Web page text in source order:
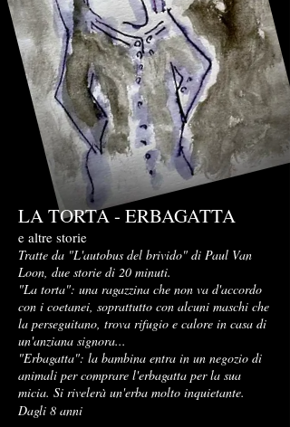
LA TORTA - ERBAGATTA
e altre storie
Tratte da "L'autobus del brivido" di Paul Van
Loon, due storie di 20 minuti.
"La torta": una ragazzina che non va d'accordo
con i coetanei, soprattutto con alcuni maschi che
la perseguitano, trova rifugio e calore in casa di
un'anziana signora...
"Erbagatta": la bambina entra in un negozio di
animali per comprare l'erbagatta per la sua
micia. Si rivelerà un'erba molto inquietante.
Dagli 8 anni